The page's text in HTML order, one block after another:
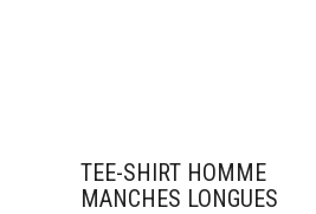
TEE-SHIRT HOMME
MANCHES LONGUES